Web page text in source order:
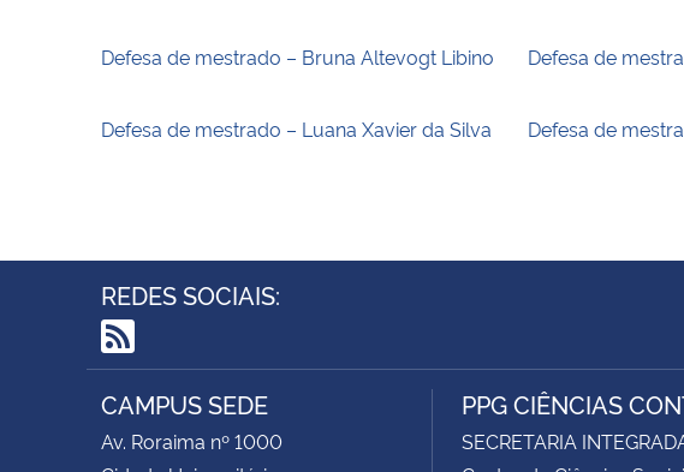
Defesa de mestrado – Bruna Altevogt Libino Defesa de
Defesa de mestrado – Luana Xavier da Silva Defesa de
REDES SOCIAIS:
RSS
CAMPUS SEDE
Av. Roraima nº 1000
PPG CIÊNCIAS
SECRETARIA